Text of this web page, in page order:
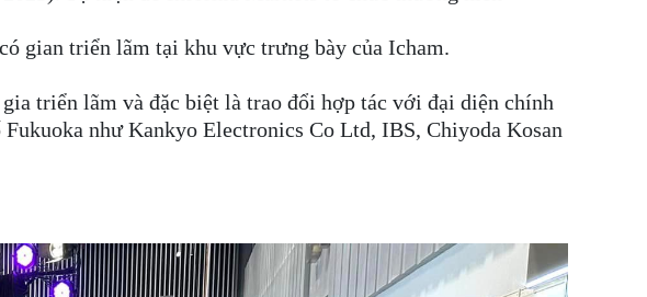
gian triển lãm tại khu vực trưng bày của Icham.
triển lãm và đặc biệt là trao đổi hợp tác với đại diện chính
như Kankyo Electronics Co Ltd, IBS, Chiyoda Kosan